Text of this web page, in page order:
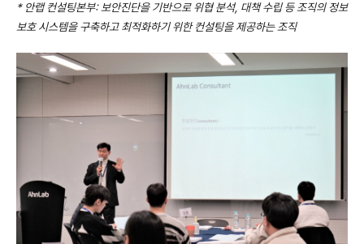
* 안랩 컨설팅본부:보안진단을 기반으로 위협 분석, 대책 수립 등 조직의 정보
보호 시스템을 구축하고 최적화하기 위한 컨설팅을 제공하는 조직